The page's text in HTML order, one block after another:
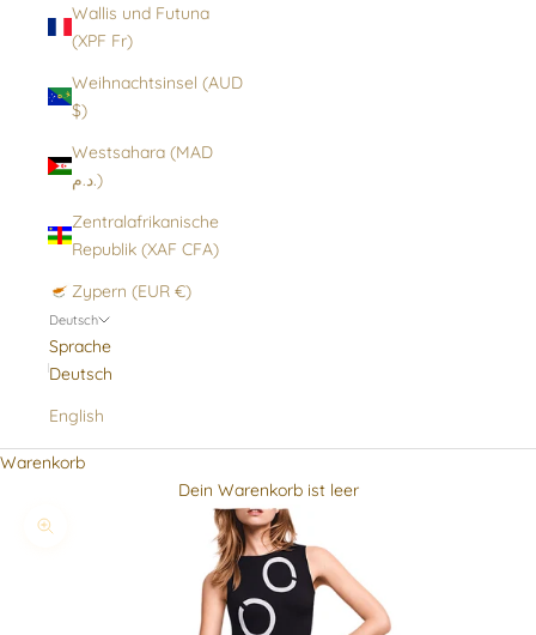
Wallis und Futuna
(XPF Fr)
Weihnachtsinsel (AUD
$)
Westsahara (MAD
د.م.)
Zentralafrikanische
Republik (XAF CFA)
Zypern (EUR €)
Deutsch
Sprache
Deutsch
English
Warenkorb
Dein Warenkorb ist leer
Bild vergrößern